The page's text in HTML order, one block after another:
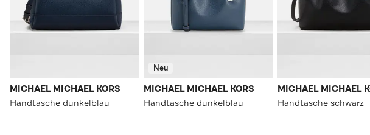
MICHAEL MICHAEL KORS
Handtasche dunkelblau
Neu
MICHAEL MICHAEL KORS
Handtasche dunkelblau
MICHAEL MICHAEL
Handtasche schwarz